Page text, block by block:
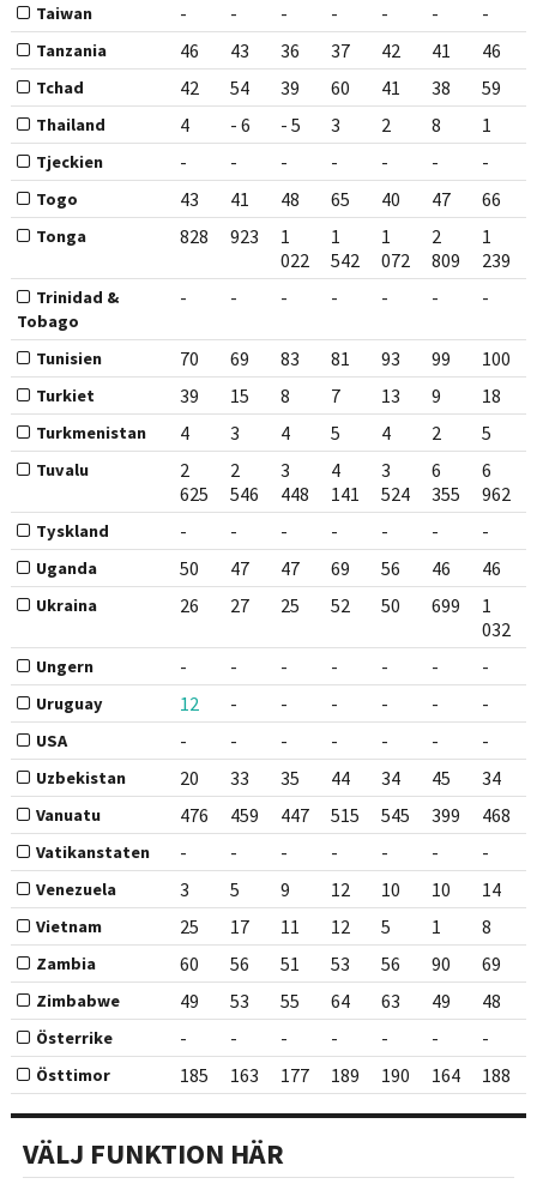
Taiwan - - - - - - -
Tanzania 46 43 36 37 42 41 46
Tchad 42 54 39 60 41 38 59
Thailand 4 - 6 - 5 3 2 8 1
Tjeckien - - - - - - -
Togo 43 41 48 65 40 47 66
Tonga 828 923
1
022
1
542
1
072
2
809
1
239
Trinidad &
Tobago
- - - - - - -
Tunisien 70 69 83 81 93 99 100
Turkiet 39 15 8 7 13 9 18
Turkmenistan 4 3 4 5 4 2 5
Tuvalu
2
625
2
546
3
448
4
141
3
524
6
355
6
962
Tyskland - - - - - - -
Uganda 50 47 47 69 56 46 46
Ukraina 26 27 25 52 50 699
1
032
Ungern - - - - - - -
Uruguay 12 - - - - - -
USA - - - - - - -
Uzbekistan 20 33 35 44 34 45 34
Vanuatu 476 459 447 515 545 399 468
Vatikanstaten - - - - - - -
Venezuela 3 5 9 12 10 10 14
Vietnam 25 17 11 12 5 1 8
Zambia 60 56 51 53 56 90 69
Zimbabwe 49 53 55 64 63 49 48
Österrike - - - - - - -
Östtimor 185 163 177 189 190 164 188
VÄLJ FUNKTION HÄR